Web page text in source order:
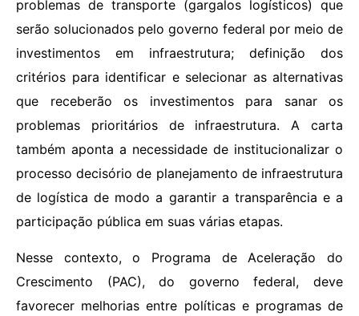
problemas de transporte (gargalos logísticos) que
serão solucionados pelo governo federal por meio de
investimentos em infraestrutura; definição dos
critérios para identificar e selecionar as alternativas
que receberão os investimentos para sanar os
problemas prioritários de infraestrutura. A carta
também aponta a necessidade de institucionalizar o
processo decisório de planejamento de infraestrutura
de logística de modo a garantir a transparência e a
participação pública em suas várias etapas.
Nesse contexto, o Programa de Aceleração do
Crescimento (PAC), do governo federal, deve
favorecer melhorias entre políticas e programas de